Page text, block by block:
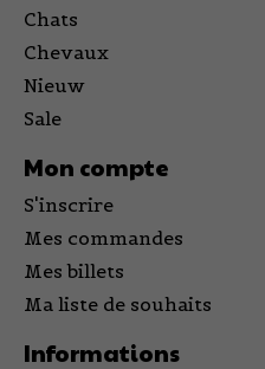
Chats
Chevaux
Nieuw
Sale
Mon compte
S'inscrire
Mes commandes
Mes billets
Ma liste de souhaits
Informations